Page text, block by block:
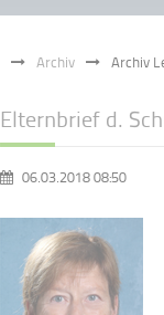
Archiv Archiv
Elternbrief d.
06.03.2018 08:50